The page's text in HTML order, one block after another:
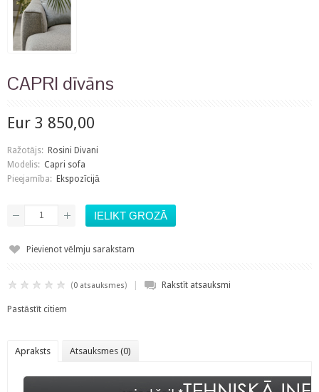
CAPRI dīvāns
Eur 3 850,00
Ražotājs:
Rosini Divani
Modelis: Capri sofa
Pieejamība: Ekspozīcijā
Pievienot vēlmju sarakstam
(0 atsauksmes) Rakstīt atsauksmi
Pastāstīt citiem
Apraksts Atsauksmes (0)